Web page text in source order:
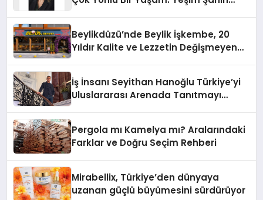
Beylikdüzü’nde Beylik İşkembe, 20
Yıldır Kalite ve Lezzetin Değişmeyen
İş İnsanı Seyithan Hanoğlu Türkiye’yi
Uluslararası Arenada Tanıtmayı
Pergola mı Kamelya mı? Aralarındaki
Farklar ve Doğru Seçim Rehberi
Mirabellix, Türkiye’den dünyaya
uzanan güçlü büyümesini sürdürüyor